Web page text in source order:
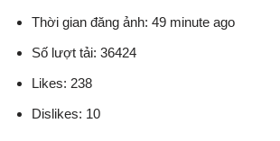
Thời gian đăng ảnh: 49 minute ago
Số lượt tải: 36424
Likes: 238
Dislikes: 10